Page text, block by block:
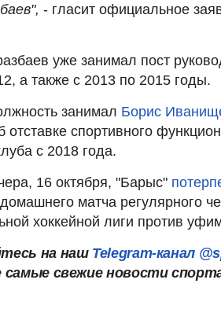
- гласит официальное
уже занимал пост
а также с 2013 по 2015 годы.
занимал Борис
отставке спортивного
с 2018 года.
16 октября, "Барыс"
матча регулярного
хоккейной лиги против
на наш Telegram-канал
самые свежие новости